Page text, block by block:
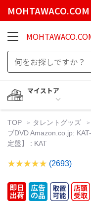
MOHTAWACO.COM
マイストア
TOP タレントグッズ
ブDVD Amazon.co.jp:
定盤】 : KAT
(2693)